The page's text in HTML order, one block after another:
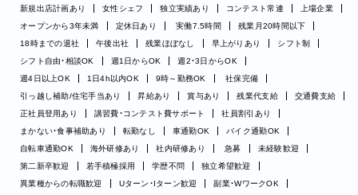
新規出店計画あり
女性シェフ 独立実績あり コンテスト常連
上場企業
オープンから3年未満
定休日あり 実働7.5時間
残業月20時間以下
18時までの退社
午後出社 残業ほぼなし 早上がりあり
シフト制
シフト自由・相談OK
週1日からOK
週2・3日からOK
週4日以上OK
1日4h以内OK 9時～勤務OK
社保完備
引っ越し補助/住宅手当あり
昇給あり 賞与あり 残業代支給
交通費支給
正社員登用あり
講習費・コンテスト費サポート
社員割引あり
まかない・食事補助あり
転勤なし 車通勤OK
バイク通勤OK
自転車通勤OK
海外研修あり 社内研修あり 急募
未経験歓迎
第二新卒歓迎
若手積極採用 学歴不問
独立希望歓迎
異業種からの転職歓迎
Uターン・Iターン歓迎
副業・WワークOK